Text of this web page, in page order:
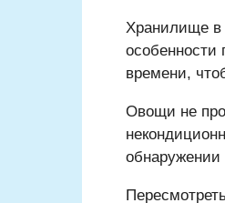
Хранилище в
особенности
времени,
Овощи не
обнаружении